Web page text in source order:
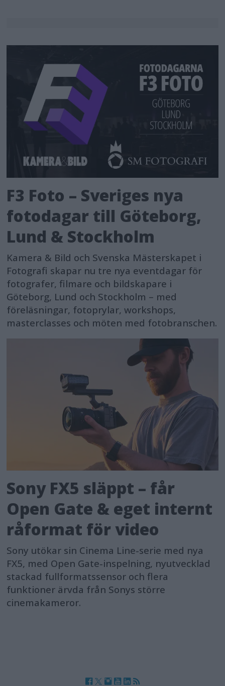
F3 Foto – Sveriges nya
fotodagar till Göteborg,
Lund & Stockholm
Kamera & Bild och Svenska Mästerskapet i
Fotografi skapar nu tre nya eventdagar för
fotografer, filmare och bildskapare i
Göteborg, Lund och Stockholm – med
föreläsningar, fotoprylar, workshops,
masterclasses och möten med fotobranschen.
Sony FX5 släppt – får
Open Gate & eget internt
råformat för video
Sony utökar sin Cinema Line-serie med nya
FX5, med Open Gate-inspelning, nyutvecklad
stackad fullformatssensor och flera
funktioner ärvda från Sonys större
cinemakameror.